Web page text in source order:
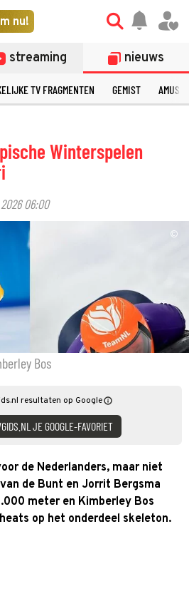
nu!
streaming nieuws
TV FRAGMENTEN GEMIST
Winterspelen
2026 06:00
©
Bos
resultaten op Google
JE GOOGLE-FAVORIET
de Nederlanders, maar niet
de Bunt en Jorrit Bergsma
meter en Kimberley Bos
op het onderdeel skeleton.